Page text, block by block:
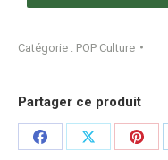
Catégorie : POP Culture
Partager ce produit
Share
Share